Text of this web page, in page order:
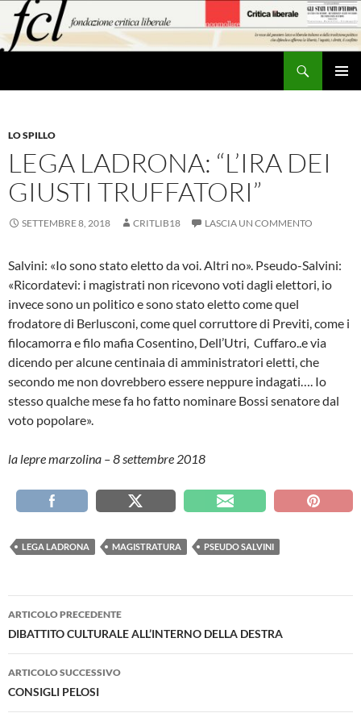
contenuto
LO SPILLO
LEGA LADRONA: “L’IRA DEI
GIUSTI TRUFFATORI”
SETTEMBRE 8, 2018 CRITLIB18 LASCIA UN COMMENTO
Salvini: «Io sono stato eletto da voi. Altri no». Pseudo-Salvini:
«Ricordatevi: i magistrati non ricevono voti dagli elettori, io
invece sono un politico e sono stato eletto come quel
frodatore di Berlusconi, come quel corruttore di Previti, come i
filocamorra e filo mafia Cosentino, Dell’Utri, Cuffaro..e via
dicendo per alcune centinaia di amministratori eletti, che
secondo me non dovrebbero essere neppure indagati…. Io
stesso qualche mese fa ho fatto nominare Bossi senatore dal
voto popolare».
la lepre marzolina – 8 settembre 2018
LEGA LADRONA MAGISTRATURA PSEUDO SALVINI
Navigazione
articolo
ARTICOLO PRECEDENTE
DIBATTITO CULTURALE ALL’INTERNO DELLA DESTRA
ARTICOLO SUCCESSIVO
CONSIGLI PELOSI